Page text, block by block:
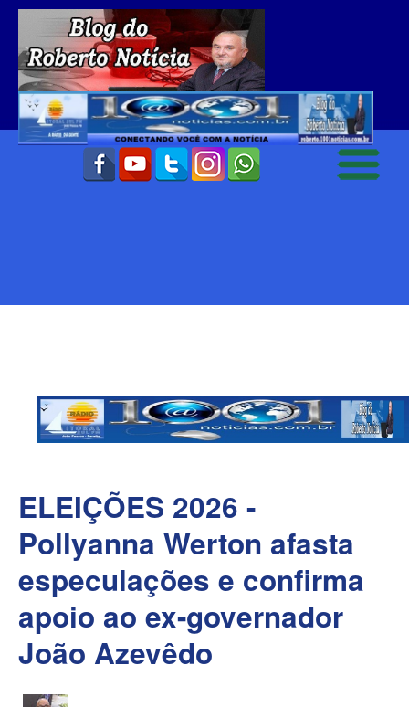
ELEIÇÕES 2026 -
Pollyanna Werton afasta
especulações e confirma
apoio ao ex-governador
João Azevêdo